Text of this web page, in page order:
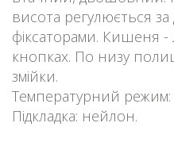
висота регулюється
фіксаторами. Кишеня -
кнопках. По низу
змійки.
Температурний режим:
Підкладка: нейлон.